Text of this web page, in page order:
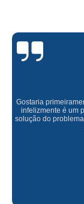
Gostaria
infelizmente é um
solução do